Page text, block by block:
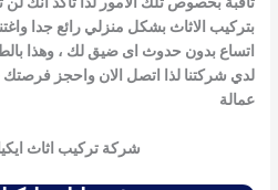
بتركيب الاثاث بشكل منزلي رائع جدا
اتساع بدون حدوث اى ضيق لك ، وهذا
لدي شركتنا لذا اتصل الان واحجز
عمالة
شركة تركيب اثاث